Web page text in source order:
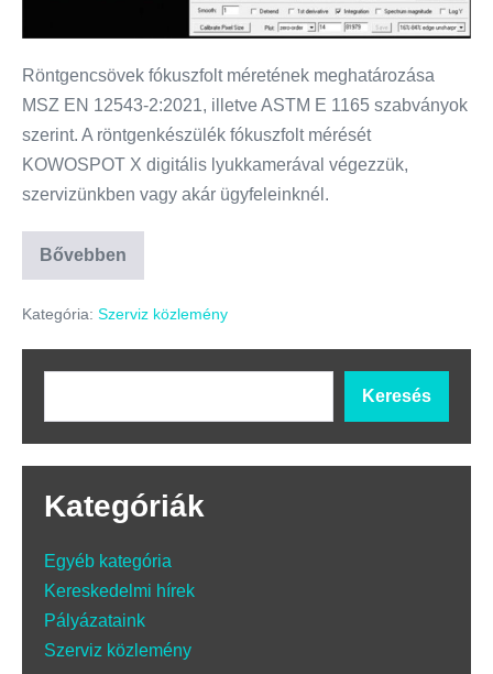
Röntgencsövek fókuszfolt méretének meghatározása
MSZ EN 12543-2:2021, illetve ASTM E 1165 szabványok
szerint. A röntgenkészülék fókuszfolt mérését
KOWOSPOT X digitális lyukkamerával végezzük,
szervizünkben vagy akár ügyfeleinknél.
Bővebben
Kategória: Szerviz közlemény
Keresés
Kategóriák
Egyéb kategória
Kereskedelmi hírek
Pályázataink
Szerviz közlemény